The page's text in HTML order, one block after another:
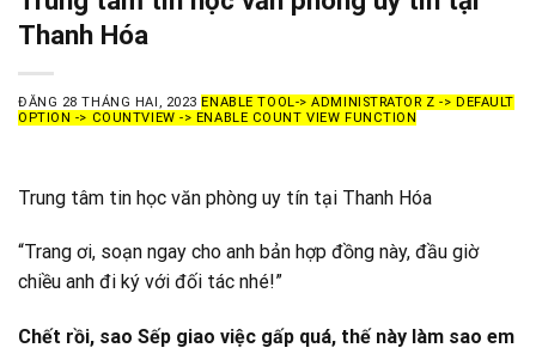
Thanh Hóa
ĐĂNG 28 THÁNG HAI, 2023 ENABLE TOOL-> ADMINISTRATOR Z -> DEFAULT
OPTION -> COUNTVIEW -> ENABLE COUNT VIEW FUNCTION
Trung tâm tin học văn phòng uy tín tại Thanh Hóa
“Trang ơi, soạn ngay cho anh bản hợp đồng này, đầu giờ
chiều anh đi ký với đối tác nhé!”
Chết rồi, sao Sếp giao việc gấp quá, thế này làm sao em